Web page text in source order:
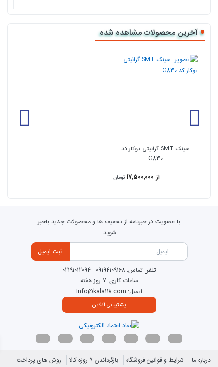
آخرین محصولات مشاهده شده
سینک SMT گرانیتی توکار کد
G830
از 17,500,000
تومان
با عضویت در خبرنامه از تخفیف ها و محصولات جدید باخبر
شوید.
ثبت ایمیل
پشتیبانی آنلاین
تلفن تماس:09194109168
-
02191012094
ساعات کاری: 7 روز هفته
ایمیل: Info@kala118.com
درباره ما شرایط و قوانین فروشگاه بازگرداندن 7 روزه کالا
روش های پرداخت